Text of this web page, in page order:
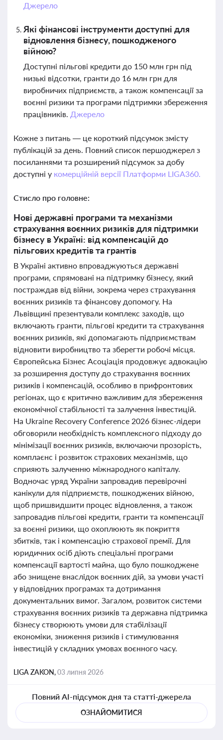
Джерело
Які фінансові інструменти доступні для
відновлення бізнесу, пошкодженого
війною?
Доступні пільгові кредити до 150 млн грн під
низькі відсотки, гранти до 16 млн грн для
виробничих підприємств, а також компенсації за
воєнні ризики та програми підтримки збереження
працівників. Джерело
Кожне з питань — це короткий підсумок змісту
публікацій за день. Повний список першоджерел з
посиланнями та розширений підсумок за добу
доступні у комерційній версії Платформи LIGA360.
Стисло про головне:
Нові державні програми та механізми
страхування воєнних ризиків для підтримки
бізнесу в Україні: від компенсацій до
пільгових кредитів та грантів
В Україні активно впроваджуються державні
програми, спрямовані на підтримку бізнесу, який
постраждав від війни, зокрема через страхування
воєнних ризиків та фінансову допомогу. На
Львівщині презентували комплекс заходів, що
включають гранти, пільгові кредити та страхування
воєнних ризиків, які допомагають підприємствам
відновити виробництво та зберегти робочі місця.
Європейська Бізнес Асоціація продовжує адвокацію
за розширення доступу до страхування воєнних
ризиків і компенсацій, особливо в прифронтових
регіонах, що є критично важливим для збереження
економічної стабільності та залучення інвестицій.
На Ukraine Recovery Conference 2026 бізнес-лідери
обговорили необхідність комплексного підходу до
мінімізації воєнних ризиків, включаючи прозорість,
комплаєнс і розвиток страхових механізмів, що
сприяють залученню міжнародного капіталу.
Водночас уряд України запровадив перевірочні
канікули для підприємств, пошкоджених війною,
щоб пришвидшити процес відновлення, а також
запровадив пільгові кредити, гранти та компенсації
за воєнні ризики, що охоплюють як покриття
збитків, так і компенсацію страхової премії. Для
юридичних осіб діють спеціальні програми
компенсації вартості майна, що було пошкоджене
або знищене внаслідок воєнних дій, за умови участі
у відповідних програмах та дотримання
документальних вимог. Загалом, розвиток системи
страхування воєнних ризиків та державна підтримка
бізнесу створюють умови для стабілізації
економіки, зниження ризиків і стимулювання
інвестицій у складних умовах воєнного часу.
LIGA ZAKON,03 липня 2026
Повний AI-підсумок дня та статті-джерела
ОЗНАЙОМИТИСЯ